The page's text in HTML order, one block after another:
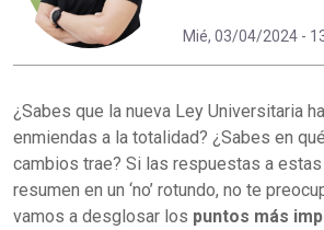
Mié, 03/04/2024 -
¿Sabes que la nueva Ley Universitaria
enmiendas a la totalidad? ¿Sabes en
cambios trae? Si las respuestas a
resumen en un ‘no’ rotundo, no te
vamos a desglosar los puntos más